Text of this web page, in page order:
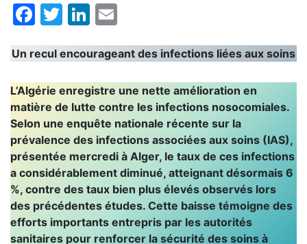
Facebook
TwitterLinkedIn
Un recul encourageant des infections liées aux soins
L’Algérie enregistre une nette amélioration en
matière de lutte contre les infections nosocomiales.
Selon une enquête nationale récente sur la
prévalence des infections associées aux soins (IAS),
présentée mercredi à Alger, le taux de ces infections
a considérablement diminué, atteignant désormais 6
%, contre des taux bien plus élevés observés lors
des précédentes études. Cette baisse témoigne des
efforts importants entrepris par les autorités
sanitaires pour renforcer la sécurité des soins à